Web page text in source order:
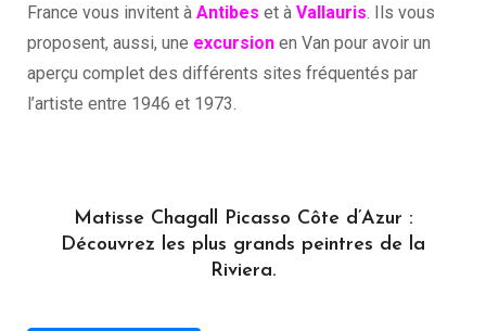
France vous invitent à Antibes et à Vallauris. Ils vous
proposent, aussi, une excursion en Van pour avoir un
aperçu complet des différents sites fréquentés par
l’artiste entre 1946 et 1973.
Matisse Chagall Picasso Côte d’Azur :
Découvrez les plus grands peintres de la
Riviera.